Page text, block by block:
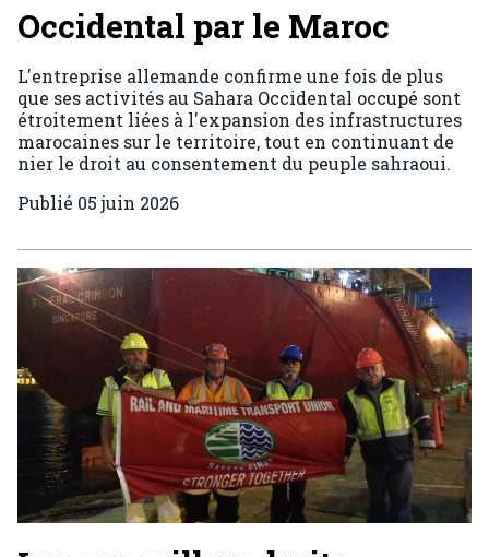
Occidental par le Maroc
L'entreprise allemande confirme une fois de plus
que ses activités au Sahara Occidental occupé sont
étroitement liées à l'expansion des infrastructures
marocaines sur le territoire, tout en continuant de
nier le droit au consentement du peuple sahraoui.
Publié 05 juin 2026